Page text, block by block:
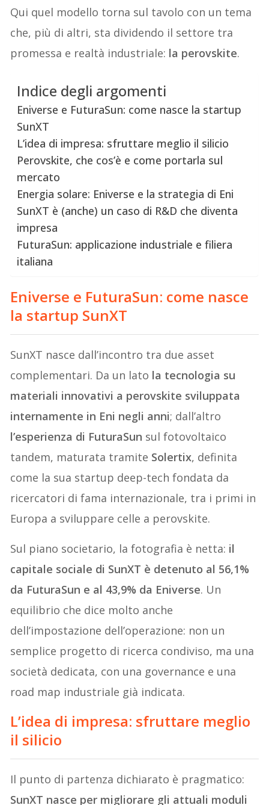
Qui quel modello torna sul tavolo con un tema
che, più di altri, sta dividendo il settore tra
promessa e realtà industriale: la perovskite.
Indice degli argomenti
Eniverse e FuturaSun: come nasce la startup
SunXT
L’idea di impresa: sfruttare meglio il silicio
Perovskite, che cos’è e come portarla sul
mercato
Energia solare: Eniverse e la strategia di Eni
SunXT è (anche) un caso di R&D che diventa
impresa
FuturaSun: applicazione industriale e filiera
italiana
Eniverse e FuturaSun: come nasce
la startup SunXT
SunXT nasce dall’incontro tra due asset
complementari. Da un lato la tecnologia su
materiali innovativi a perovskite sviluppata
internamente in Eni negli anni; dall’altro
l’esperienza di FuturaSun sul fotovoltaico
tandem, maturata tramite Solertix, definita
come la sua startup deep-tech fondata da
ricercatori di fama internazionale, tra i primi in
Europa a sviluppare celle a perovskite.
Sul piano societario, la fotografia è netta: il
capitale sociale di SunXT è detenuto al 56,1%
da FuturaSun e al 43,9% da Eniverse. Un
equilibrio che dice molto anche
dell’impostazione dell’operazione: non un
semplice progetto di ricerca condiviso, ma una
società dedicata, con una governance e una
road map industriale già indicata.
L’idea di impresa: sfruttare meglio
il silicio
Il punto di partenza dichiarato è pragmatico:
SunXT nasce per migliorare gli attuali moduli